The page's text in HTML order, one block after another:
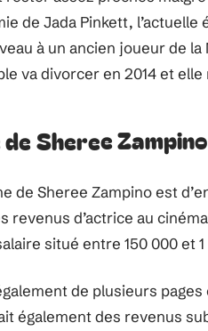
de Jada Pinkett, l’actuelle
à un ancien joueur de
va divorcer en 2014 et elle
Sheree Zampino
de Sheree Zampino est
revenus d’actrice au
situé entre 150 000 et
de plusieurs
également des revenus